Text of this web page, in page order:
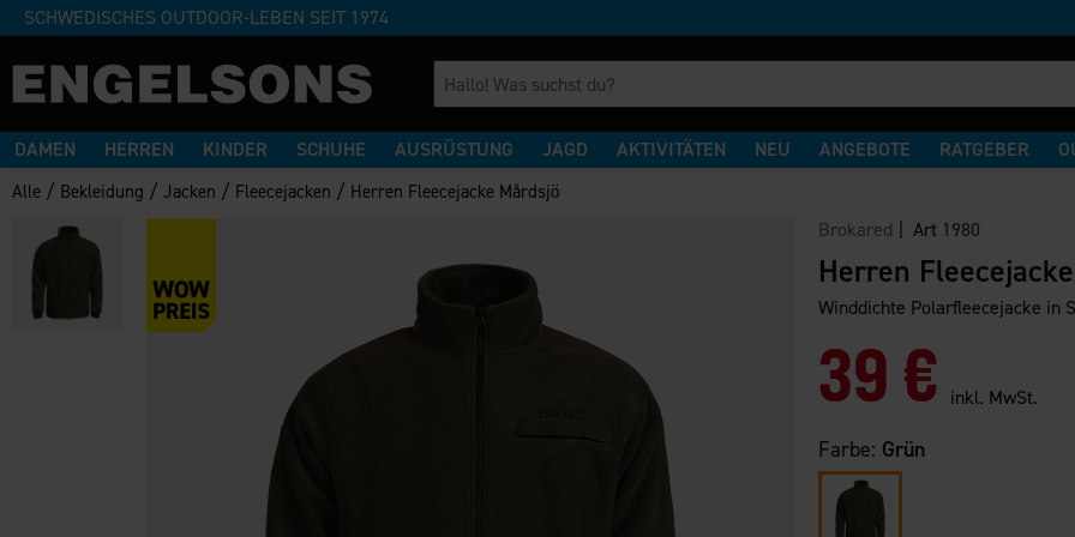
SCHWEDISCHES OUTDOOR-LEBEN SEIT 1974
DAMEN HERREN KINDER SCHUHE AUSRÜSTUNG JAGD AKTIVITÄTEN NEU ANGEBOTE RATGEBER
Alle / Bekleidung /Jacken / Fleecejacken / Herren Fleecejacke Mårdsjö
Brokared | Art 1980
Herren
Winddichte Polarfleecejacke in
39 € inkl. MwSt.
Farbe: Grün